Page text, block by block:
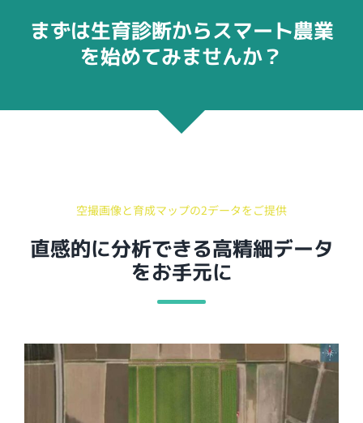
まずは生育診断からスマート農業
を始めてみませんか？
空撮画像と育成マップの2データをご提供
直感的に分析できる高精細データ
をお手元に